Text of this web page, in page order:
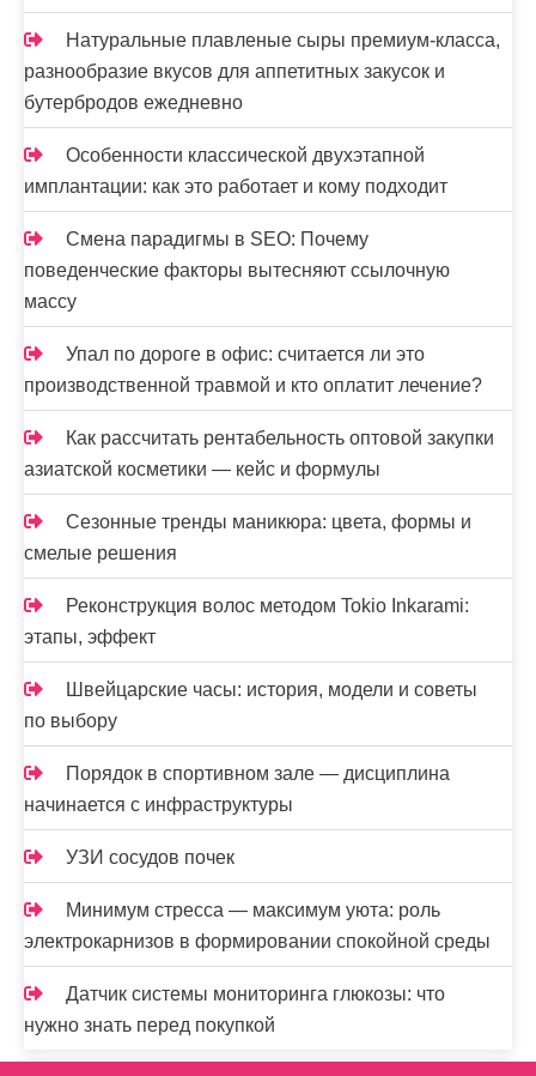
Натуральные плавленые сыры премиум-класса,
разнообразие вкусов для аппетитных закусок и
бутербродов ежедневно
Особенности классической двухэтапной
имплантации: как это работает и кому подходит
Смена парадигмы в SEO: Почему
поведенческие факторы вытесняют ссылочную
массу
Упал по дороге в офис: считается ли это
производственной травмой и кто оплатит лечение?
Как рассчитать рентабельность оптовой закупки
азиатской косметики — кейс и формулы
Сезонные тренды маникюра: цвета, формы и
смелые решения
Реконструкция волос методом Tokio Inkarami:
этапы, эффект
Швейцарские часы: история, модели и советы
по выбору
Порядок в спортивном зале — дисциплина
начинается с инфраструктуры
УЗИ сосудов почек
Минимум стресса — максимум уюта: роль
электрокарнизов в формировании спокойной среды
Датчик системы мониторинга глюкозы: что
нужно знать перед покупкой